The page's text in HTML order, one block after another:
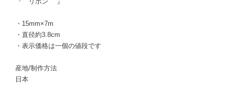
・15mm×7m
・直径約3.8cm
・表示価格は一個の値段です
産地/制作方法
日本